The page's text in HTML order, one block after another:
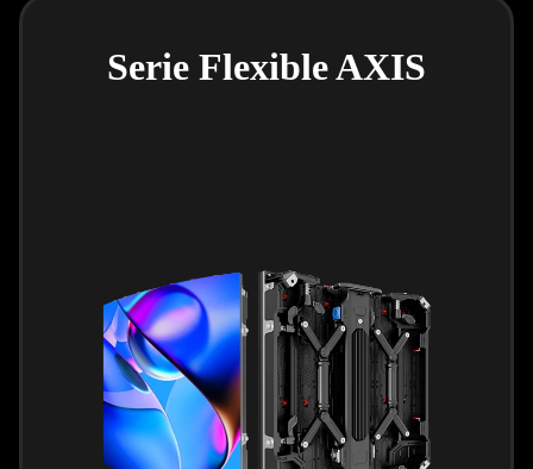
Serie Flexible AXIS